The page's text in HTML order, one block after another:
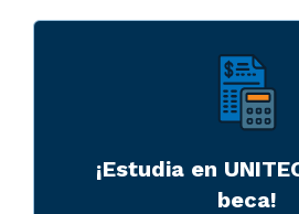
¡Estudia en
beca!